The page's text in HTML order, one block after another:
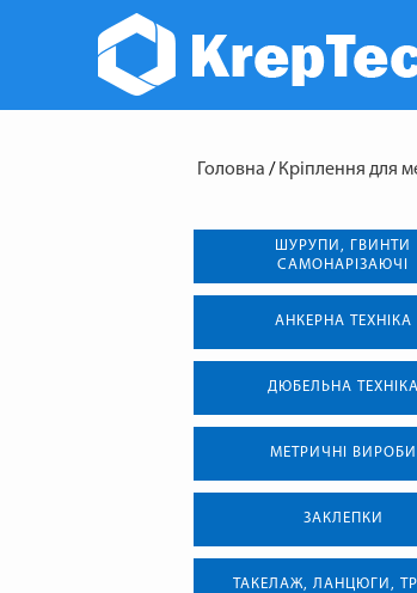
Головна / Кріплення для
ШУРУПИ, ГВИНТИ
САМОНАРІЗАЮЧІ
АНКЕРНА ТЕХНIКА
ДЮБЕЛЬНА ТЕХНІКА
МЕТРИЧНІ ВИРОБИ
ЗАКЛЕПКИ
ТАКЕЛАЖ, ЛАНЦЮГИ,